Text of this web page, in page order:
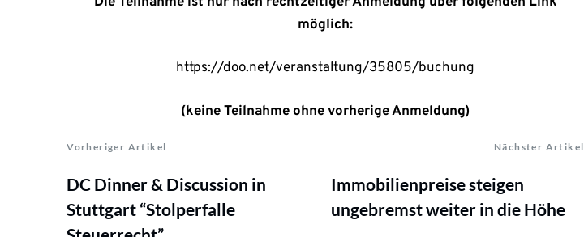
möglich:
https://doo.net/veranstaltung/35805/buchung
(keine Teilnahme ohne vorherige Anmeldung)
Vorheriger Artikel Nächster Artikel
DC Dinner & Discussion in
Stuttgart “Stolperfalle
Immobilienpreise steigen
ungebremst weiter in die Höhe